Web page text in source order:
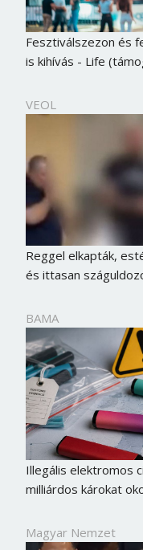
Fesztiválszezon és
is kihívás - Life
VEOL
Reggel elkapták,
és ittasan
BAMA
Illegális elektromos
milliárdos károkat
Magyar Nemzet